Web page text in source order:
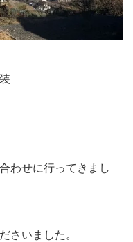
わせに行ってきまし
さいました。